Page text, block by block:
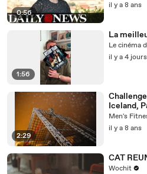
0:56
il y a 8 ans
1:56
La
Le cinéma
il y a 4 jours
2:29
Iceland,
Men's
il y a 8 ans
CAT
Wochit